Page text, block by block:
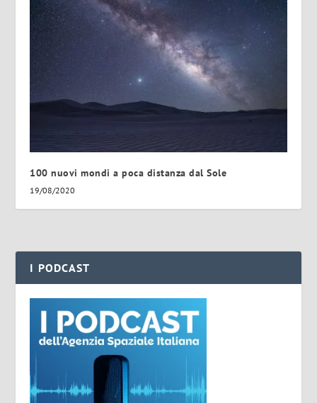
100 nuovi mondi a poca distanza dal Sole
19/08/2020
I PODCAST